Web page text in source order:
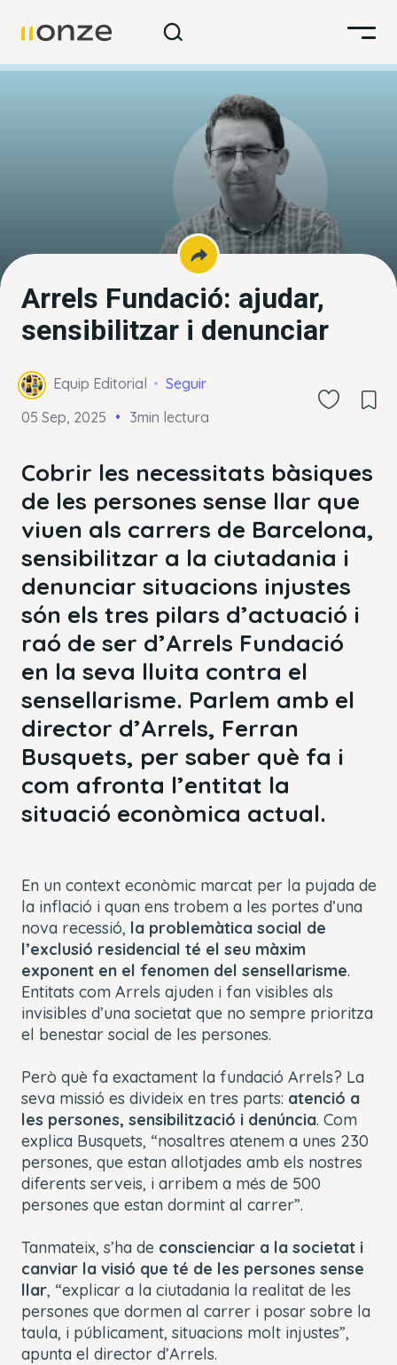
Arrels Fundació: ajudar,
sensibilitzar i denunciar
Equip Editorial
Seguir
05 Sep, 2025
3min lectura
Cobrir les necessitats bàsiques
de les persones sense llar que
viuen als carrers de Barcelona,
sensibilitzar a la ciutadania i
denunciar situacions injustes
són els tres pilars d’actuació i
raó de ser d’Arrels Fundació
en la seva lluita contra el
sensellarisme. Parlem amb el
director d’Arrels, Ferran
Busquets, per saber què fa i
com afronta l’entitat la
situació econòmica actual.
En un context econòmic marcat per la pujada de
la inflació i quan ens trobem a les portes d’una
nova recessió, la problemàtica social de
l’exclusió residencial té el seu màxim
exponent en el fenomen del sensellarisme.
Entitats com Arrels ajuden i fan visibles als
invisibles d’una societat que no sempre prioritza
el benestar social de les persones.
Però què fa exactament la fundació Arrels? La
seva missió es divideix en tres parts: atenció a
les persones, sensibilització i denúncia. Com
explica Busquets, “nosaltres atenem a unes 230
persones, que estan allotjades amb els nostres
diferents serveis, i arribem a més de 500
persones que estan dormint al carrer”.
Tanmateix, s’ha de conscienciar a la societat i
canviar la visió que té de les persones sense
llar, “explicar a la ciutadania la realitat de les
persones que dormen al carrer i posar sobre la
taula, i públicament, situacions molt injustes”,
apunta el director d’Arrels.